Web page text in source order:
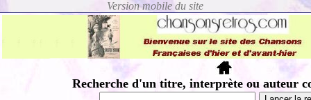
Recherche d'un titre, interprète ou auteur